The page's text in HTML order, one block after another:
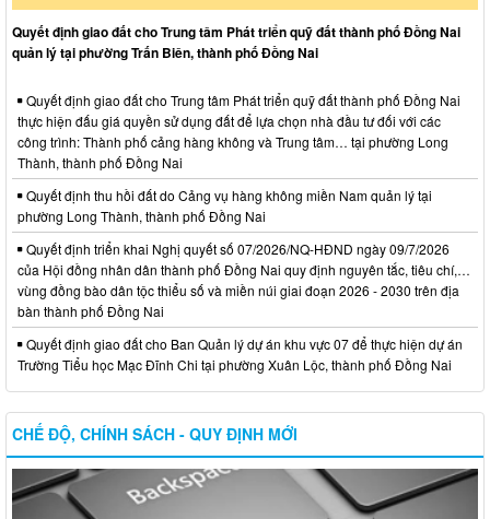
Quyết định giao đất cho Trung tâm Phát triển quỹ đất thành phố Đồng Nai
quản lý tại phường Trấn Biên, thành phố Đồng Nai
Quyết định giao đất cho Trung tâm Phát triển quỹ đất thành phố Đồng Nai
thực hiện đấu giá quyền sử dụng đất để lựa chọn nhà đầu tư đối với các
công trình: Thành phố cảng hàng không và Trung tâm… tại phường Long
Thành, thành phố Đồng Nai
Quyết định thu hồi đất do Cảng vụ hàng không miền Nam quản lý tại
phường Long Thành, thành phố Đồng Nai
Quyết định triển khai Nghị quyết số 07/2026/NQ-HĐND ngày 09/7/2026
của Hội đồng nhân dân thành phố Đồng Nai quy định nguyên tắc, tiêu chí,…
vùng đồng bào dân tộc thiểu số và miền núi giai đoạn 2026 - 2030 trên địa
bàn thành phố Đồng Nai
Quyết định giao đất cho Ban Quản lý dự án khu vực 07 để thực hiện dự án
Trường Tiểu học Mạc Đĩnh Chi tại phường Xuân Lộc, thành phố Đồng Nai
CHẾ ĐỘ, CHÍNH SÁCH - QUY ĐỊNH MỚI